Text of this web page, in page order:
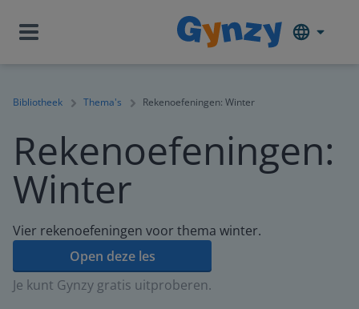
Bibliotheek Thema's Rekenoefeningen: Winter
Rekenoefeningen:
Winter
Vier rekenoefeningen voor thema winter.
Open deze les
Je kunt Gynzy gratis uitproberen.